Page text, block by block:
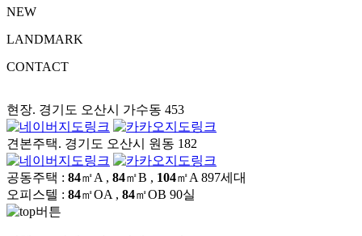
NEW
LANDMARK
CONTACT
현장. 경기도 오산시 가수동 453
견본주택. 경기도 오산시 원동 182
공동주택 : 84㎡A , 84㎡B , 104㎡A897세대
오피스텔 : 84㎡OA , 84㎡OB 90실